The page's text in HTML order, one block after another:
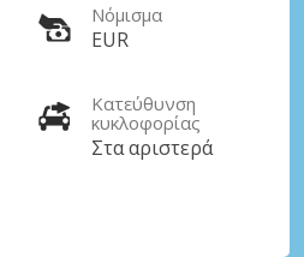
Νόμισμα
EUR
Κατεύθυνση
κυκλοφορίας
Στα αριστερά